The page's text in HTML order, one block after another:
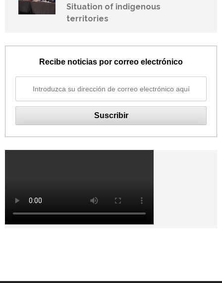
Situation of indigenous
territories
Recibe noticias por correo electrónico